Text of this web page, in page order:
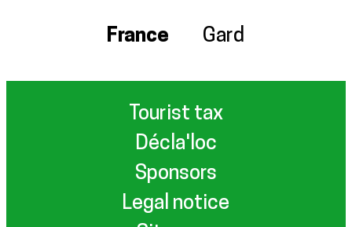
France Gard
Tourist tax
Décla'loc
Sponsors
Legal notice